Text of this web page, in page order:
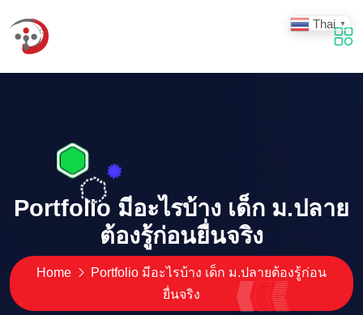
Portfolio มีอะไรบ้าง เด็ก ม.ปลาย
ต้องรู้ก่อนยื่นจริง
Home
Portfolio มีอะไรบ้าง เด็ก ม.ปลายต้องรู้ก่อน
ยื่นจริง
Thai ▼